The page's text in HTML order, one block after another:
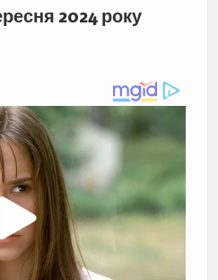
2024 року